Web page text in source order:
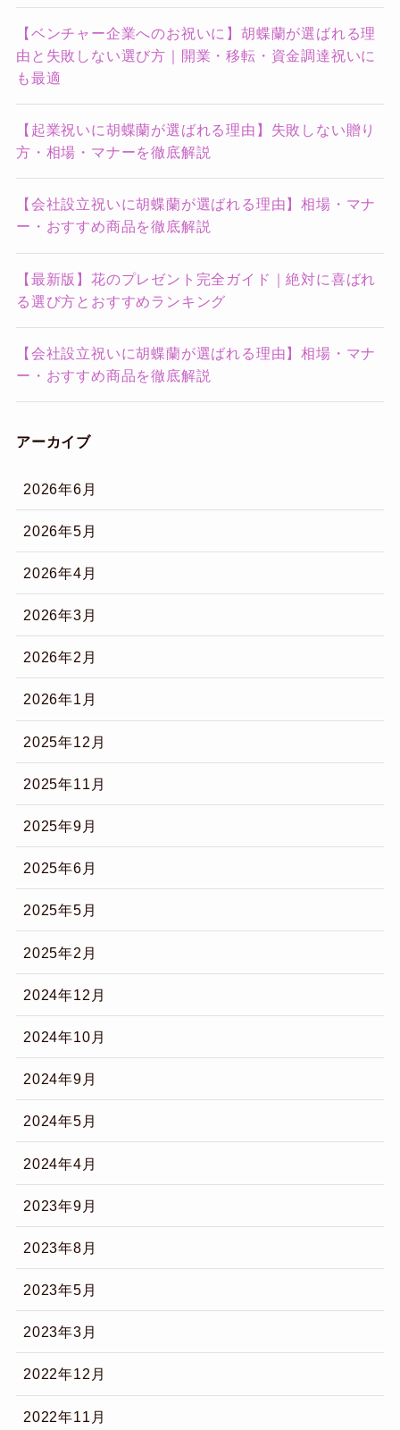
【ベンチャー企業へのお祝いに】胡蝶蘭が選ばれる理
由と失敗しない選び方｜開業・移転・資金調達祝いに
も最適
【起業祝いに胡蝶蘭が選ばれる理由】失敗しない贈り
方・相場・マナーを徹底解説
【会社設立祝いに胡蝶蘭が選ばれる理由】相場・マナ
ー・おすすめ商品を徹底解説
【最新版】花のプレゼント完全ガイド｜絶対に喜ばれ
る選び方とおすすめランキング
【会社設立祝いに胡蝶蘭が選ばれる理由】相場・マナ
ー・おすすめ商品を徹底解説
アーカイブ
2026年6月
2026年5月
2026年4月
2026年3月
2026年2月
2026年1月
2025年12月
2025年11月
2025年9月
2025年6月
2025年5月
2025年2月
2024年12月
2024年10月
2024年9月
2024年5月
2024年4月
2023年9月
2023年8月
2023年5月
2023年3月
2022年12月
2022年11月